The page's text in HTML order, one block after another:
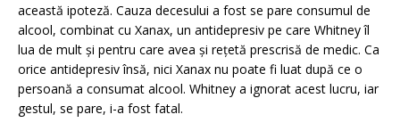
această ipoteză. Cauza decesului a fost se pare consumul de
alcool, combinat cu Xanax, un antidepresiv pe care Whitney îl
lua de mult şi pentru care avea şi reţetă prescrisă de medic. Ca
orice antidepresiv însă, nici Xanax nu poate fi luat după ce o
persoană a consumat alcool. Whitney a ignorat acest lucru, iar
gestul, se pare, i-a fost fatal.